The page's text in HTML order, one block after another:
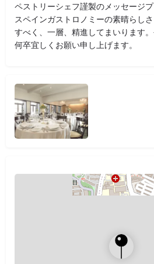
ペストリーシェフ謹製のメッセージプ
スペインガストロノミーの素晴らし
すべく、一層、精進してまいります
何卒宜しくお願い申し上げます。